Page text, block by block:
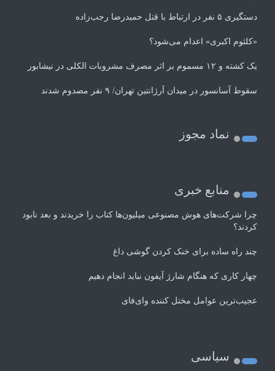
دستگیری ۵ نفر در ارتباط با قتل حمیدرضا رجب‌زاده
«کلثوم اکبری» اعدام می‌شود؟
یک کشته و ۱۲ مسموم بر اثر مصرف مشروبات الکلی در نیشابور
سقوط آسانسور در میدان آرژانتین تهران/ ۹ نفر مصدوم شدند
نماد مجوز
منابع خبری
چرا شرکت‌های هوش مصنوعی میلیون‌ها کتاب را خریدند و بعد نابود
کردند؟
چند راه‌ ساده برای خنک کردن گوشی داغ
چهار کاری که هنگام شارژ آیفون نباید انجام دهیم
عجیب‌ترین عوامل مختل کننده وای‌فای
سیاسی